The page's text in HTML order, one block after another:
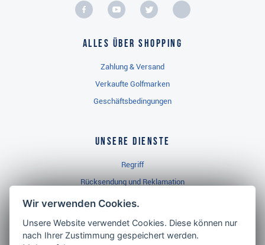
Alles über Shopping
Zahlung & Versand
Verkaufte Golfmarken
Geschäftsbedingungen
Unsere Dienste
Regriff
Rücksendung und Reklamation
Widerrufsbelehrung
Golf Brothers.de
Wir verwenden Cookies.
Unsere Website verwendet Cookies. Diese können nur
nach Ihrer Zustimmung gespeichert werden.